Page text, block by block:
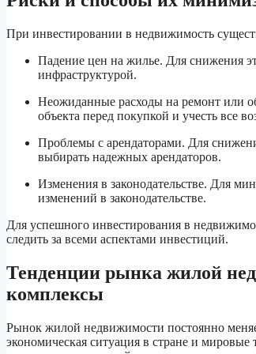
При инвестировании в недвижимость
Падение цен на жилье. Для снижения
инфраструктурой.
Неожиданные расходы на ремонт или
объекта перед покупкой и учесть все
Проблемы с арендаторами. Для
выбирать надежных арендаторов.
Изменения в законодательстве. Для
изменений в законодательстве.
Для успешного инвестирования в
следить за всеми аспектами инвестиций.
Тенденции рынка жилой
комплексы
Рынок жилой недвижимости постоянно
экономическая ситуация в стране и